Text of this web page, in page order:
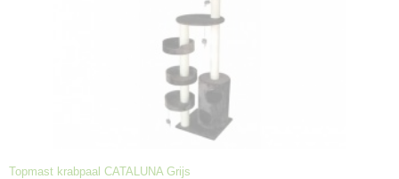
Topmast krabpaal CATALUNA Grijs